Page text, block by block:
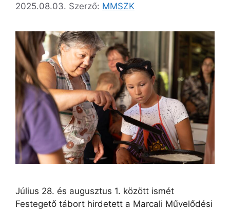
2025.08.03. Szerző: MMSZK
Július 28. és augusztus 1. között ismét
Festegető tábort hirdetett a Marcali Művelődési